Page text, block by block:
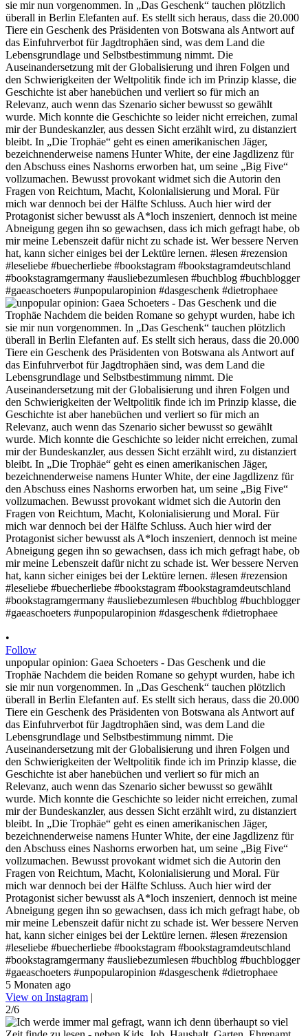
•
Follow
unpopular opinion: Gaea Schoeters - Das Geschenk und die
Trophäe Nachdem die beiden Romane so gehypt wurden, habe ich
sie mir nun vorgenommen. In „Das Geschenk“ tauchen plötzlich
überall in Berlin Elefanten auf. Es stellt sich heraus, dass die 20.000
Tiere ein Geschenk des Präsidenten von Botswana als Antwort auf
das Einfuhrverbot für Jagdtrophäen sind, was dem Land die
Lebensgrundlage und Selbstbestimmung nimmt. Die
Auseinandersetzung mit der Globalisierung und ihren Folgen und
den Schwierigkeiten der Weltpolitik finde ich im Prinzip klasse, die
Geschichte ist aber hanebüchen und verliert so für mich an
Relevanz, auch wenn das Szenario sicher bewusst so gewählt
wurde. Mich konnte die Geschichte so leider nicht erreichen, zumal
mir der Bundeskanzler, aus dessen Sicht erzählt wird, zu distanziert
bleibt. In „Die Trophäe“ geht es einen amerikanischen Jäger,
bezeichnenderweise namens Hunter White, der eine Jagdlizenz für
den Abschuss eines Nashorns erworben hat, um seine „Big Five“
vollzumachen. Bewusst provokant widmet sich die Autorin den
Fragen von Reichtum, Macht, Kolonialisierung und Moral. Für
mich war dennoch bei der Hälfte Schluss. Auch hier wird der
Protagonist sicher bewusst als A*loch inszeniert, dennoch ist meine
Abneigung gegen ihn so gewachsen, dass ich mich gefragt habe, ob
mir meine Lebenszeit dafür nicht zu schade ist. Wer bessere Nerven
hat, kann sicher einiges bei der Lektüre lernen. #lesen #rezension
#leseliebe #buecherliebe #bookstagram #bookstagramdeutschland
#bookstagramgermany #ausliebezumlesen #buchblog #buchblogger
#gaeaschoeters #unpopularopinion #dasgeschenk #dietrophaee
5 Monaten ago
View on Instagram |
2/6